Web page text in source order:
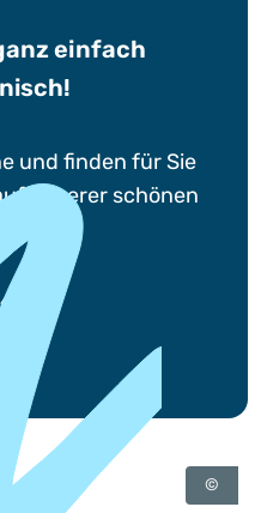
einfach
und finden für Sie
unserer schönen
©